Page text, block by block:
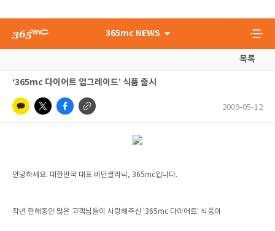
365mc NEWS
목록
‘365mc 다이어트 업그레이드’ 식품 출시
2009-05-12
안녕하세요. 대한민국 대표 비만클리닉, 365mc입니다.
작년 한해동안 많은 고객님들이 사랑해주신 '365mc 다이어트' 식품이